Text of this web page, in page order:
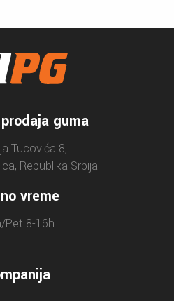
guma
Tucovića 8,
Republika Srbija.
vreme
Pet 8-16h